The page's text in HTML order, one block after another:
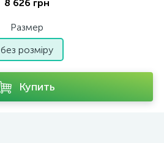
8 626 грн
Размер
без розміру
Купить